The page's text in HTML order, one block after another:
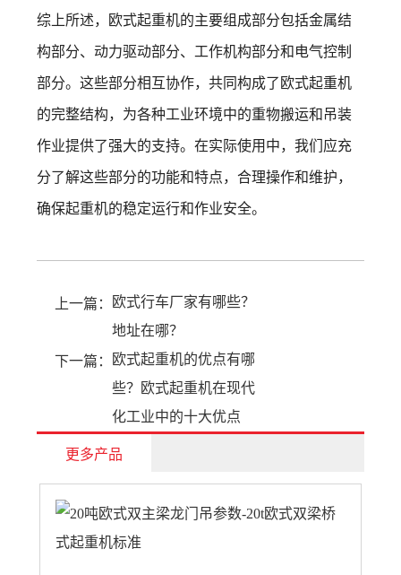
综上所述，欧式起重机的主要组成部分包括金属结
构部分、动力驱动部分、工作机构部分和电气控制
部分。这些部分相互协作，共同构成了欧式起重机
的完整结构，为各种工业环境中的重物搬运和吊装
作业提供了强大的支持。在实际使用中，我们应充
分了解这些部分的功能和特点，合理操作和维护，
确保起重机的稳定运行和作业安全。
上一篇：
欧式行车厂家有哪些？
地址在哪？
下一篇：
欧式起重机的优点有哪
些？欧式起重机在现代
化工业中的十大优点
更多产品